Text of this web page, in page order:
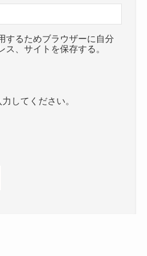
するためブラウザーに自分
ス、サイトを保存する。
してください。